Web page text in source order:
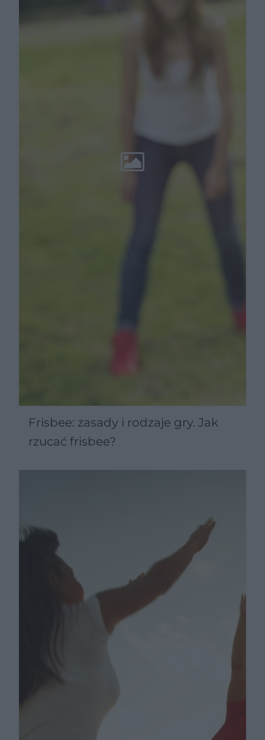
Frisbee: zasady i rodzaje gry. Jak
rzucać frisbee?